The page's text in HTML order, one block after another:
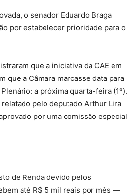
o senador Eduardo Braga
por estabelecer prioridade para o
que a iniciativa da CAE em
que a Câmara marcasse data para
a próxima quarta-feira (1º).
pelo deputado Arthur Lira
por uma comissão especial
de Renda devido pelos
até R$ 5 mil reais por mês —